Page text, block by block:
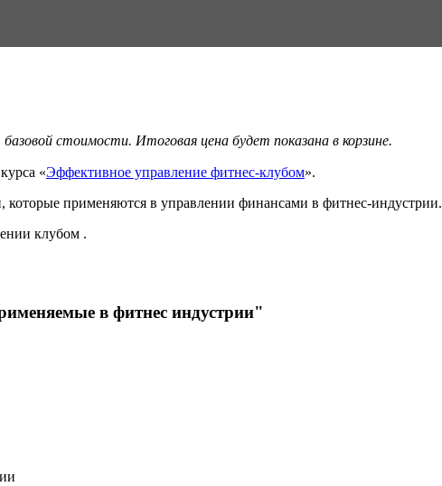
стоимости. Итоговая цена будет показана в корзине.
«Эффективное управление фитнес-клубом».
которые применяются в управлении финансами в фитнес-индустрии.
клубом .
в фитнес индустрии"